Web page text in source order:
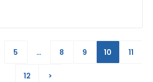
5 … 8 9 10 11
12 >